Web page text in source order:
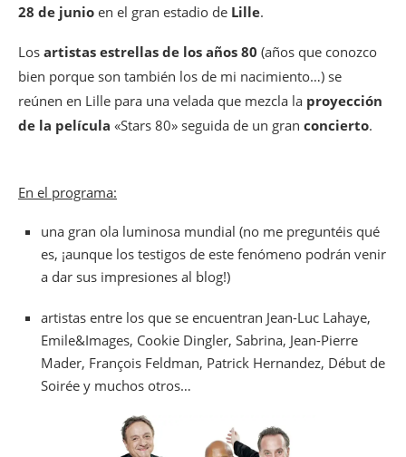
28 de junio en el gran estadio de Lille.
Los artistas estrellas de los años 80 (años que conozco
bien porque son también los de mi nacimiento…) se
reúnen en Lille para una velada que mezcla la proyección
de la película «Stars 80» seguida de un gran concierto.
En el programa:
una gran ola luminosa mundial (no me preguntéis qué
es, ¡aunque los testigos de este fenómeno podrán venir
a dar sus impresiones al blog!)
artistas entre los que se encuentran Jean-Luc Lahaye,
Emile&Images, Cookie Dingler, Sabrina, Jean-Pierre
Mader, François Feldman, Patrick Hernandez, Début de
Soirée y muchos otros…